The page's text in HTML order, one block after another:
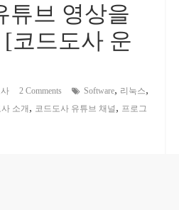
튜브 영상을
코드도사 운
2 Comments Software, 리눅스,
소개 , 코드도사 유튜브 채널 , 프로그